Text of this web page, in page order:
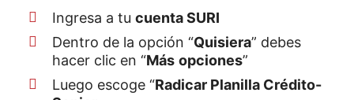
Ingresa a tu cuenta SURI
Dentro de la opción “Quisiera” debes
hacer clic en “Más opciones”
Luego escoge “Radicar Planilla Crédito-